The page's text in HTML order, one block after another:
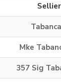
Mke
357 Sig